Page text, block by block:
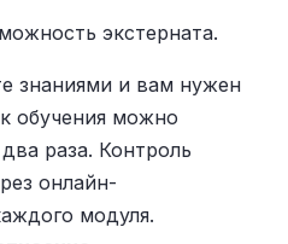
экстерната.
знаниями и вам нужен
обучения можно
раза. Контроль
онлайн-
модуля.